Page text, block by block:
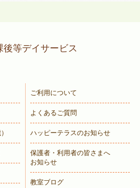
後等デイサービス
ご利用について
よくあるご質問
ハッピーテラスのお知らせ
保護者・利用者の皆さまへ
お知らせ
教室ブログ